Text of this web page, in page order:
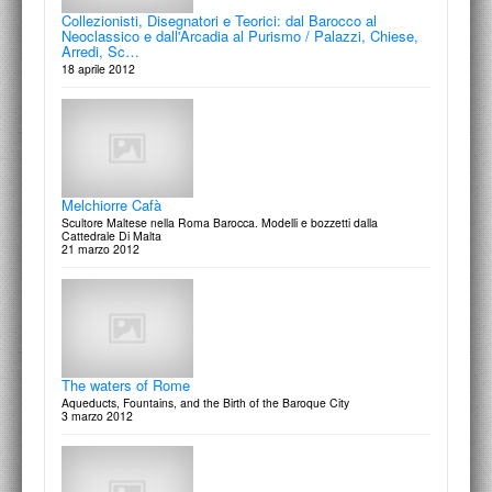
Omaggio a Giuseppe Panza di Biumo
Maria Lai. Ansia d'infinito
Un libro, due film di Clarita di Giovanni
12 aprile 2014
Giornata in onore di Bramante
in occasione del cinquecentesimo anniversario della morte
11 aprile 2014
Rassegna cinematografica e fotografica
9 aprile 2014
Mattia Preti 1613
The Masterpieces in the churches of Malta
6 giugno 2013
Dal Rinascimento ai Catasti
5 giugno 2013
4 giugno 2013
Collezionisti, Disegnatori e Teorici: dal Barocco al
Neoclassico e dall'Arcadia al Purismo / Palazzi, Chiese,
Arredi, Sc…
18 aprile 2012
Melchiorre Cafà
Scultore Maltese nella Roma Barocca. Modelli e bozzetti dalla
Cattedrale Di Malta
21 marzo 2012
The waters of Rome
Aqueducts, Fountains, and the Birth of the Baroque City
3 marzo 2012